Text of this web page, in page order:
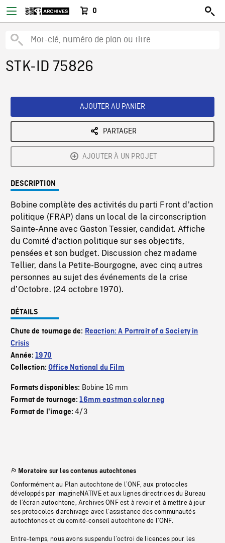
0
STK-ID 75826
AJOUTER AU PANIER
PARTAGER
AJOUTER À UN PROJET
DESCRIPTION
Bobine complète des activités du parti Front d’action
politique (FRAP) dans un local de la circonscription
Sainte-Anne avec Gaston Tessier, candidat. Affiche
du Comité d’action politique sur ses objectifs,
pensées et son budget. Discussion chez madame
Tellier, dans la Petite-Bourgogne, avec cinq autres
personnes au sujet des événements de la crise
d’Octobre. (24 octobre 1970).
DÉTAILS
Chute de tournage de: Reaction: A Portrait of a Society in
Crisis
Année:1970
Collection:Office National du Film
Formats disponibles: Bobine 16 mm
Format de tournage:16mm eastman color neg
Format de l'image:4/3
Moratoire sur les contenus autochtones
Conformément au Plan autochtone de l’ONF, aux protocoles
développés par imagineNATIVE et aux lignes directrices du Bureau
de l’écran autochtone, Archives ONF est à revoir et à mettre à jour
ses protocoles d’archivage avec l’assistance des communautés
autochtones et du comité-conseil autochtone de l’ONF.
Entre-temps, nous avons suspendu l’octroi de licences pour les